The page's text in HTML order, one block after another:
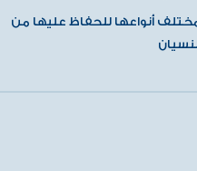
أنواعها للحفاظ عليها من